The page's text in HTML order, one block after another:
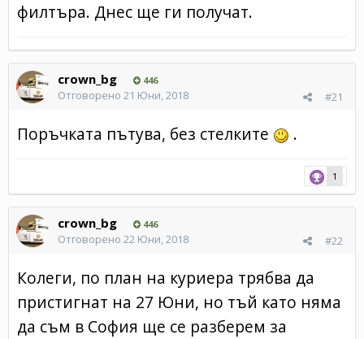
филтъра. Днес ще ги получат.
crown_bg 446
#21
Отговорено 21 Юни, 2018
Поръчката пътува, без стелките .
1
crown_bg 446
#22
Отговорено 22 Юни, 2018
Колеги, по план на куриера трябва да
пристигнат на 27 Юни, но тъй като няма
да съм в София ще се разберем за